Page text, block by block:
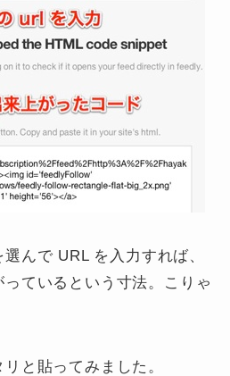
んで URL を入力すれば、
ているという寸法。こりゃ
と貼ってみました。